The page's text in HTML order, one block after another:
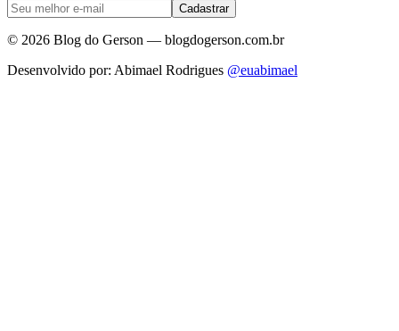
Cadastrar
© 2026 Blog do Gerson — blogdogerson.com.br
Desenvolvido por: Abimael Rodrigues @euabimael